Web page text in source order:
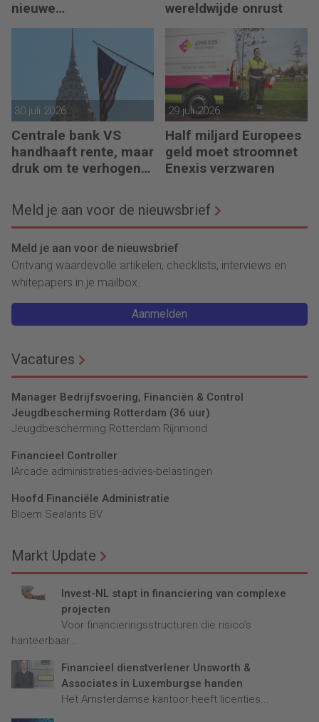
nieuwe
eurobankbiljetten
wereldwijde onrust
30 juli 2026
Centrale bank VS
handhaaft rente, maar
druk om te verhogen
29 juli 2026
Half miljard Europees
geld moet stroomnet
Enexis verzwaren
Meld je aan voor de nieuwsbrief
Meld je aan voor de nieuwsbrief
Ontvang waardevolle artikelen, checklists, interviews en
whitepapers in je mailbox.
Aanmelden
Vacatures
Manager Bedrijfsvoering, Financiën & Control
Jeugdbescherming Rotterdam (36 uur)
Jeugdbescherming Rotterdam Rijnmond
Financieel Controller
lArcade administraties-advies-belastingen
Hoofd Financiële Administratie
Bloem Sealants BV
Markt Update
Invest-NL stapt in financiering van complexe
projecten
Voor financieringsstructuren die risico’s
hanteerbaar...
Financieel dienstverlener Unsworth &
Associates in Luxemburgse handen
Het Amsterdamse kantoor heeft licenties...